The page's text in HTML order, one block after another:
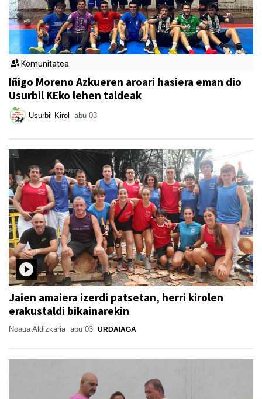
Komunitatea
Iñigo Moreno Azkueren aroari hasiera eman dio
Usurbil KEko lehen taldeak
Usurbil Kirol abu 03
Jaien amaiera izerdi patsetan, herri kirolen
erakustaldi bikainarekin
Noaua Aldizkaria abu 03 URDAIAGA